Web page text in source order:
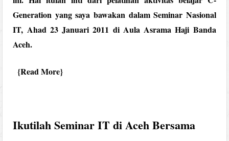
Generation yang saya bawakan dalam Seminar Nasional
IT, Ahad 23 Januari 2011 di Aula Asrama Haji Banda
Aceh.
Read More
Ikutilah Seminar IT di Aceh Bersama